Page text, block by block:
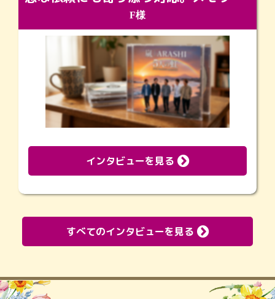
F様
インタビューを見る
すべてのインタビューを見る